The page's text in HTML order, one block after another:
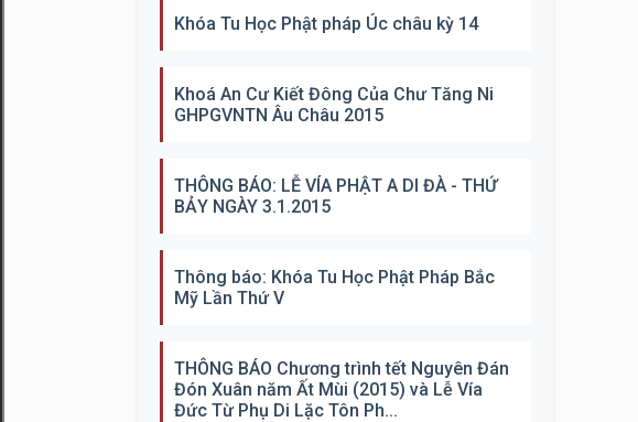
Khóa Tu Học Phật pháp Úc châu kỳ 14
Khoá An Cư Kiết Đông Của Chư Tăng Ni
GHPGVNTN Âu Châu 2015
THÔNG BÁO: LỄ VÍA PHẬT A DI ĐÀ - THỨ
BẢY NGÀY 3.1.2015
Thông báo: Khóa Tu Học Phật Pháp Bắc
Mỹ Lần Thứ V
THÔNG BÁO Chương trình tết Nguyên Đán
Đón Xuân năm Ất Mùi (2015) và Lễ Vía
Đức Từ Phụ Di Lặc Tôn Ph...